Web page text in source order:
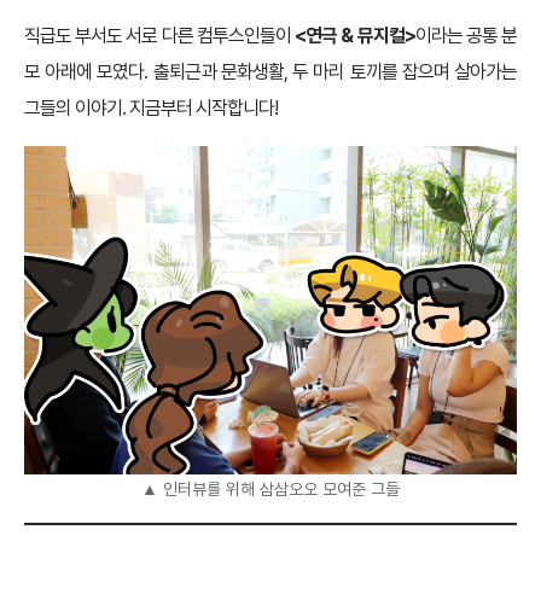
직급도 부서도 서로 다른 컴투스인들이 <연극 & 뮤지컬>이라는 공통 분
모 아래에 모였다. 출퇴근과 문화생활, 두 마리 토끼를 잡으며 살아가는
그들의 이야기. 지금부터 시작합니다!
▲ 인터뷰를 위해 삼삼오오 모여준 그들